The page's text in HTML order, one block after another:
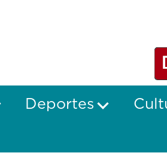
Deportes